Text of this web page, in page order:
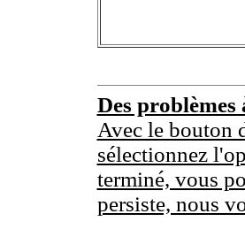
Des
Avec le bouton
sélectionnez
terminé, vous
persiste, nous